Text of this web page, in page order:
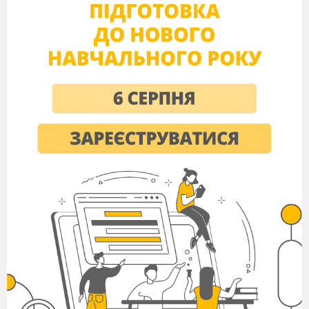
знайомство й
допомоги людині, що
ситуації). Складання й
відповідно до ситуації
щодо безпеки
мережі інтернет.
діалогів (телефонних
уникання
спілкування,
впливам.
17.09 Діалог. Основні
вибором учителя).
19.09 Контрольна
узагальнення й
(тестування).Навчальне